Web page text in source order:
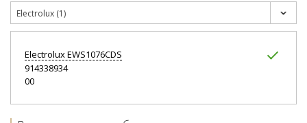
Electrolux (1)
ElectroluxEWS1076CDS
914338934
00